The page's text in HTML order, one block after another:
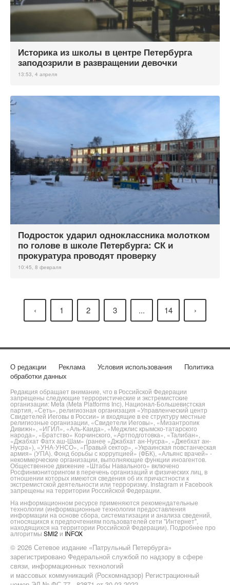
Историка из школы в центре Петербурга
заподозрили в развращении девочки
13:53, 4 апреля
Подросток ударил одноклассника молотком
по голове в школе Петербурга: СК и
прокуратура проводят проверку
10:45, 8 февраля
‹ 1 2 3 ... 14 ›
О редакции Реклама Условия использования
Политика
обработки данных
Редакция обращает внимание, что в Российской Федерации
запрещены следующие террористические и экстремистские
организации: Meta (Meta Platforms Inc), Национал-Большевистская
партия, «Сеть», религиозная организация «Управленческий центр
Свидетелей Иеговы в России» и входящие в ее структуру местные
религиозные организации, «Свидетели Иеговы», «Мизантропик
Дивижн», «ИГИЛ», «Аль-Каида», «Меджлис крымско-татарского
народа», «Братство» Корчинского, «Артподготовка», «Талибан»,
«Джабхат Фатх аш-Шам» (ранее «Джабхат ан-Нусра», «Джебхат ан-
Нусра»), «УНА-УНСО», «Правый сектор», «Украинская повстанческая
армия» (УПА). Фонд борьбы с коррупцией» (ФБК), «Альянс врачей» -
некоммерческие организации, выполняющие функции иноагентов.
Общественное движение «Штабы Навального» включено
Росфинмониторингом в перечень организаций и физических лиц, в
отношении которых имеются сведения об их причастности к
экстремистской деятельности или терроризму. Instagram и Facebook
запрещены на территории Российской Федерации.
На информационном ресурсе применяются рекомендательные
технологии (информационные технологии предоставления
информации на основе сбора, систематизации и анализа сведений,
относящихся к предпочтениям пользователей сети "Интернет",
находящихся на территории Российской Федерации). Подробнее про
алгоритмы SMI2 и INFOX
© 2026 Сетевое издание «Патрульный Петербурга»
зарегистрировано Федеральной службой по надзору в сфере
связи, информационных технологий
и массовых коммуникаций (Роскомнадзор) Регистрационный